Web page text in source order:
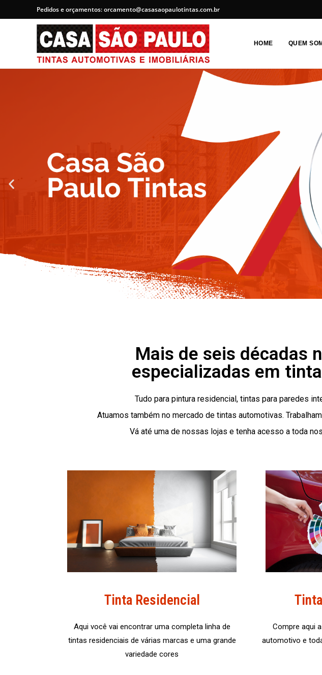
Pedidos e orçamentos: orcamento@casasaopaulotintas.com.br
HOME QUEM
Mais de seis décadas
especializadas em
Tudo para pintura residencial, tintas para paredes
Atuamos também no mercado de tintas automotivas.
Vá até uma de nossas lojas e tenha acesso a toda
Tinta Residencial
Aqui você vai encontrar uma completa linha de
tintas residenciais de várias marcas e uma grande
variedade cores
Compre aqui
automotivo e